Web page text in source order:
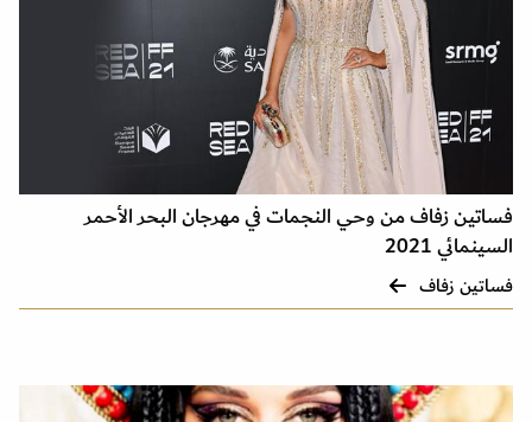
فساتين زفاف من وحي النجمات في مهرجان البحر الأحمر
السينمائي 2021
فساتين زفاف